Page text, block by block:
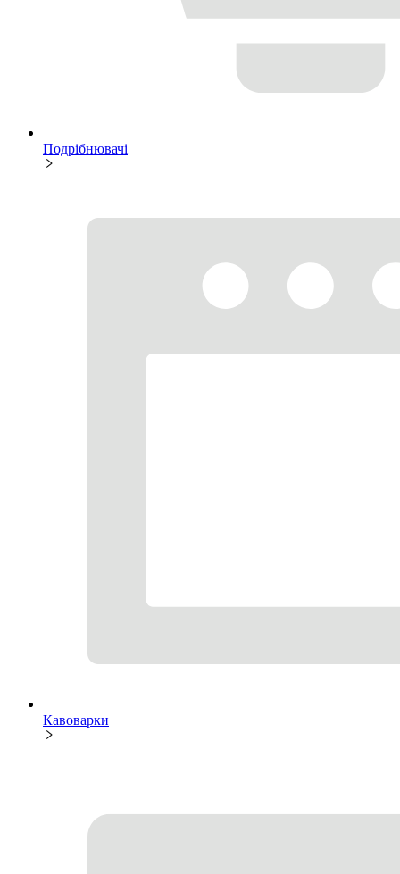
Подрібнювачі
Кавоварки